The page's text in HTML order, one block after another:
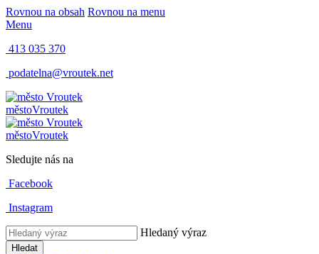
Rovnou na obsah Rovnou na menu
Menu
413 035 370
podatelna@vroutek.net
městoVroutek
městoVroutek
Sledujte nás na
Facebook
Instagram
Hledaný výraz
Hledat